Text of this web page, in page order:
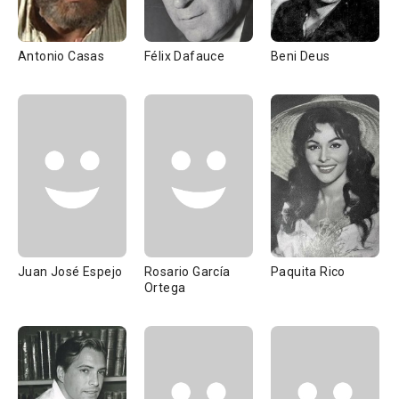
Antonio Casas Félix Dafauce Beni Deus
Juan José Espejo
Rosario García
Ortega
Paquita Rico